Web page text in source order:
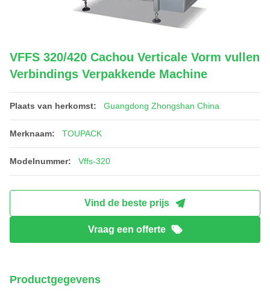
VFFS 320/420 Cachou Verticale Vorm vullen
Verbindings Verpakkende Machine
Plaats van herkomst: Guangdong Zhongshan China
Merknaam: TOUPACK
Modelnummer: Vffs-320
Vind de beste prijs
Vraag een offerte
Productgegevens